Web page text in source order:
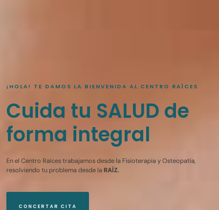
¡HOLA! TE DAMOS LA BIENVENIDA AL CENTRO RAÍCES
Cuida tu SALUD de
forma integral
En el Centro Raíces trabajamos desde la Fisioterapia y Osteopatía,
resolviendo tu problema desde la RAÍZ.
CONCERTAR CITA